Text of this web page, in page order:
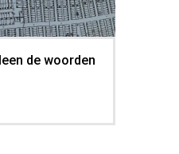
de woorden